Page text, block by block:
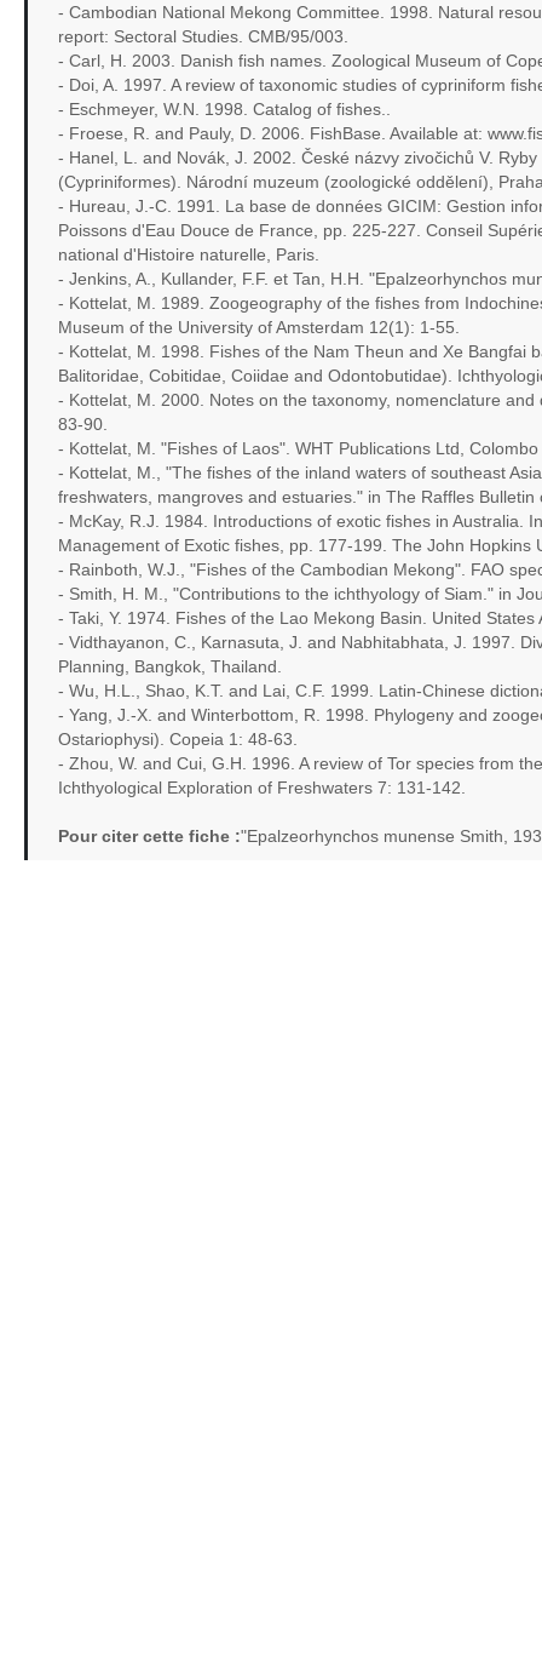
- Cambodian National Mekong Committee. 1998. Natural
report: Sectoral Studies. CMB/95/003.
- Carl, H. 2003. Danish fish names. Zoological Museum of
- Doi, A. 1997. A review of taxonomic studies of cypriniform
- Eschmeyer, W.N. 1998. Catalog of fishes..
- Froese, R. and Pauly, D. 2006. FishBase. Available at:
- Hanel, L. and Novák, J. 2002. České názvy zivočichů V.
(Cypriniformes). Národní muzeum (zoologické oddělení),
- Hureau, J.-C. 1991. La base de données GICIM: Gestion
Poissons d'Eau Douce de France, pp. 225-227. Conseil
national d'Histoire naturelle, Paris.
- Jenkins, A., Kullander, F.F. et Tan, H.H. "Epalzeorhynchos
- Kottelat, M. 1989. Zoogeography of the fishes from
Museum of the University of Amsterdam 12(1): 1-55.
- Kottelat, M. 1998. Fishes of the Nam Theun and Xe Bangfai
Balitoridae, Cobitidae, Coiidae and Odontobutidae).
- Kottelat, M. 2000. Notes on the taxonomy, nomenclature
83-90.
- Kottelat, M. "Fishes of Laos". WHT Publications Ltd,
- Kottelat, M., "The fishes of the inland waters of southeast
freshwaters, mangroves and estuaries." in The Raffles
- McKay, R.J. 1984. Introductions of exotic fishes in Australia.
Management of Exotic fishes, pp. 177-199. The John Hopkins
- Rainboth, W.J., "Fishes of the Cambodian Mekong". FAO
- Smith, H. M., "Contributions to the ichthyology of Siam." in
- Taki, Y. 1974. Fishes of the Lao Mekong Basin. United
- Vidthayanon, C., Karnasuta, J. and Nabhitabhata, J. 1997.
Planning, Bangkok, Thailand.
- Wu, H.L., Shao, K.T. and Lai, C.F. 1999. Latin-Chinese
- Yang, J.-X. and Winterbottom, R. 1998. Phylogeny and
Ostariophysi). Copeia 1: 48-63.
- Zhou, W. and Cui, G.H. 1996. A review of Tor species from
Ichthyological Exploration of Freshwaters 7: 131-142.
Pour citer cette fiche :"Epalzeorhynchos munense Smith,